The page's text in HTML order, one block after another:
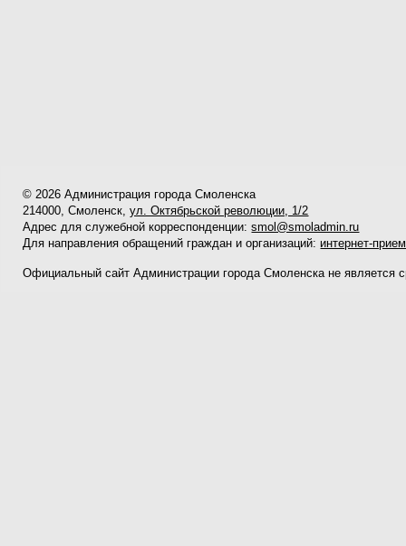
© 2026 Администрация города Смоленска
214000, Смоленск,ул. Октябрьской революции, 1/2
Адрес для служебной корреспонденции:smol@smoladmin.ru
Для направления обращений граждан и организаций: интернет-
Официальный сайт Администрации города Смоленска не является